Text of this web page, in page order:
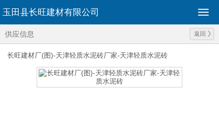
玉田县长旺建材有限公司
供应信息 返回
长旺建材厂(图)-天津轻质水泥砖厂家-天津轻质水泥砖